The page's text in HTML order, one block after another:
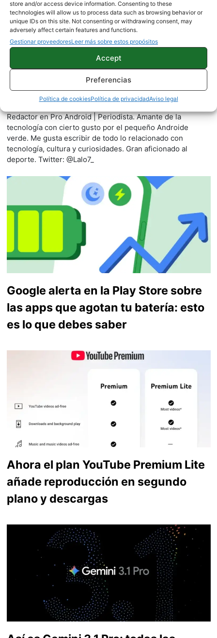
store and/or access device information. Consenting to these
technologies will allow us to process data such as browsing behavior or
unique IDs on this site. Not consenting or withdrawing consent, may
adversely affect certain features and functions.
Gestionar proveedoresLeer más sobre estos propósitos
Accept
Preferencias
Política de cookiesPolítica de privacidadAviso legal
Gonzalo Mendo
2245 artículos publicados en ProAndroid desde 2020.
Redactor en Pro Android | Periodista. Amante de la
tecnología con cierto gusto por el pequeño Androide
verde. Me gusta escribir de todo lo relacionado con
tecnología, cultura y curiosidades. Gran aficionado al
deporte. Twitter: @Lalo7_
Google alerta en la Play Store sobre
las apps que agotan tu batería: esto
es lo que debes saber
Ahora el plan YouTube Premium Lite
añade reproducción en segundo
plano y descargas